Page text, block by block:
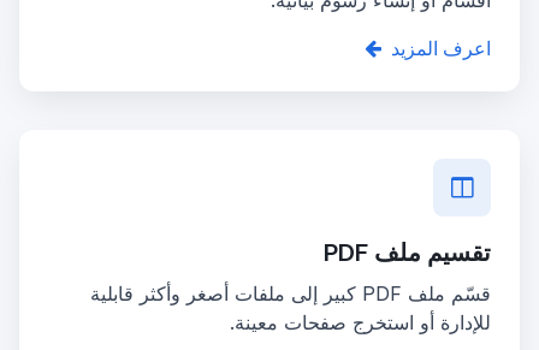
اعرف المزيد
تقسيم ملف PDF
قسّم ملف PDF كبير إلى ملفات أصغر وأكثر قابلية
للإدارة أو استخرج صفحات معينة.